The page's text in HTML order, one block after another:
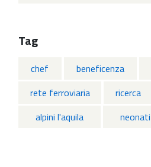
Tag
chef beneficenza
rete ferroviaria
ricerca
alpini l'aquila
neonati